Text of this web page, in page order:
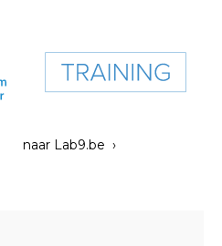
naar Lab9.be ›